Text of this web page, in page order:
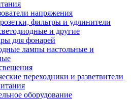
напряжения
фильтры и удлинители
и другие
для фонарей
лампы настольные и
переходники и разветвители
оборудование